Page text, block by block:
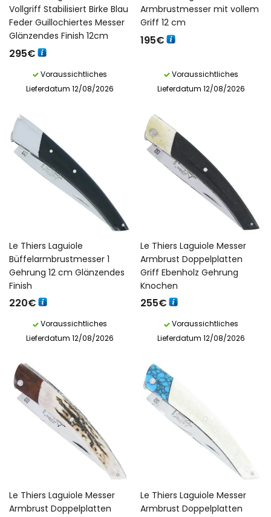
Vollgriff Stabilisiert Birke Blau
Feder Guillochiertes Messer
Glänzendes Finish 12cm
295€
Voraussichtliches
Lieferdatum 12/08/2026
Armbrustmesser mit vollem
Griff 12 cm
195€
Voraussichtliches
Lieferdatum 12/08/2026
Le Thiers Laguiole
Büffelarmbrustmesser 1
Gehrung 12 cm Glänzendes
Finish
220€
Voraussichtliches
Lieferdatum 12/08/2026
Le Thiers Laguiole Messer
Armbrust Doppelplatten
Griff Ebenholz Gehrung
Knochen
255€
Voraussichtliches
Lieferdatum 12/08/2026
Le Thiers Laguiole Messer
Armbrust Doppelplatten
Le Thiers Laguiole Messer
Armbrust Doppelplatten